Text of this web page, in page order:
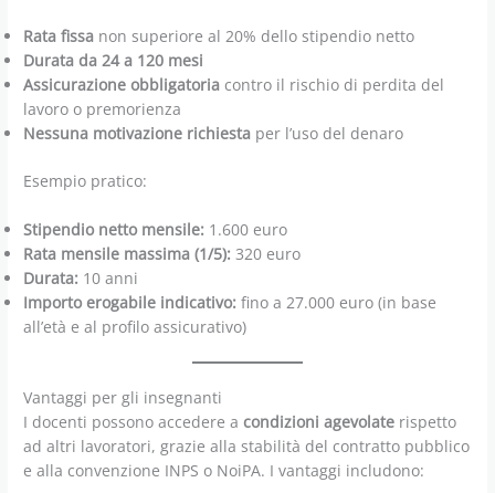
Rata fissa non superiore al 20% dello stipendio netto
Durata da 24 a 120 mesi
Assicurazione obbligatoria contro il rischio di perdita del
lavoro o premorienza
Nessuna motivazione richiesta per l’uso del denaro
Esempio pratico:
Stipendio netto mensile: 1.600 euro
Rata mensile massima (1/5): 320 euro
Durata: 10 anni
Importo erogabile indicativo: fino a 27.000 euro (in base
all’età e al profilo assicurativo)
Vantaggi per gli insegnanti
I docenti possono accedere acondizioni agevolate rispetto
ad altri lavoratori, grazie alla stabilità del contratto pubblico
e alla convenzione INPS o NoiPA. I vantaggi includono: